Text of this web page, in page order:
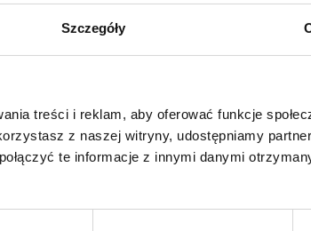
Szczegóły
treści i reklam, aby oferować funkcje
z naszej witryny, udostępniamy
te informacje z innymi danymi